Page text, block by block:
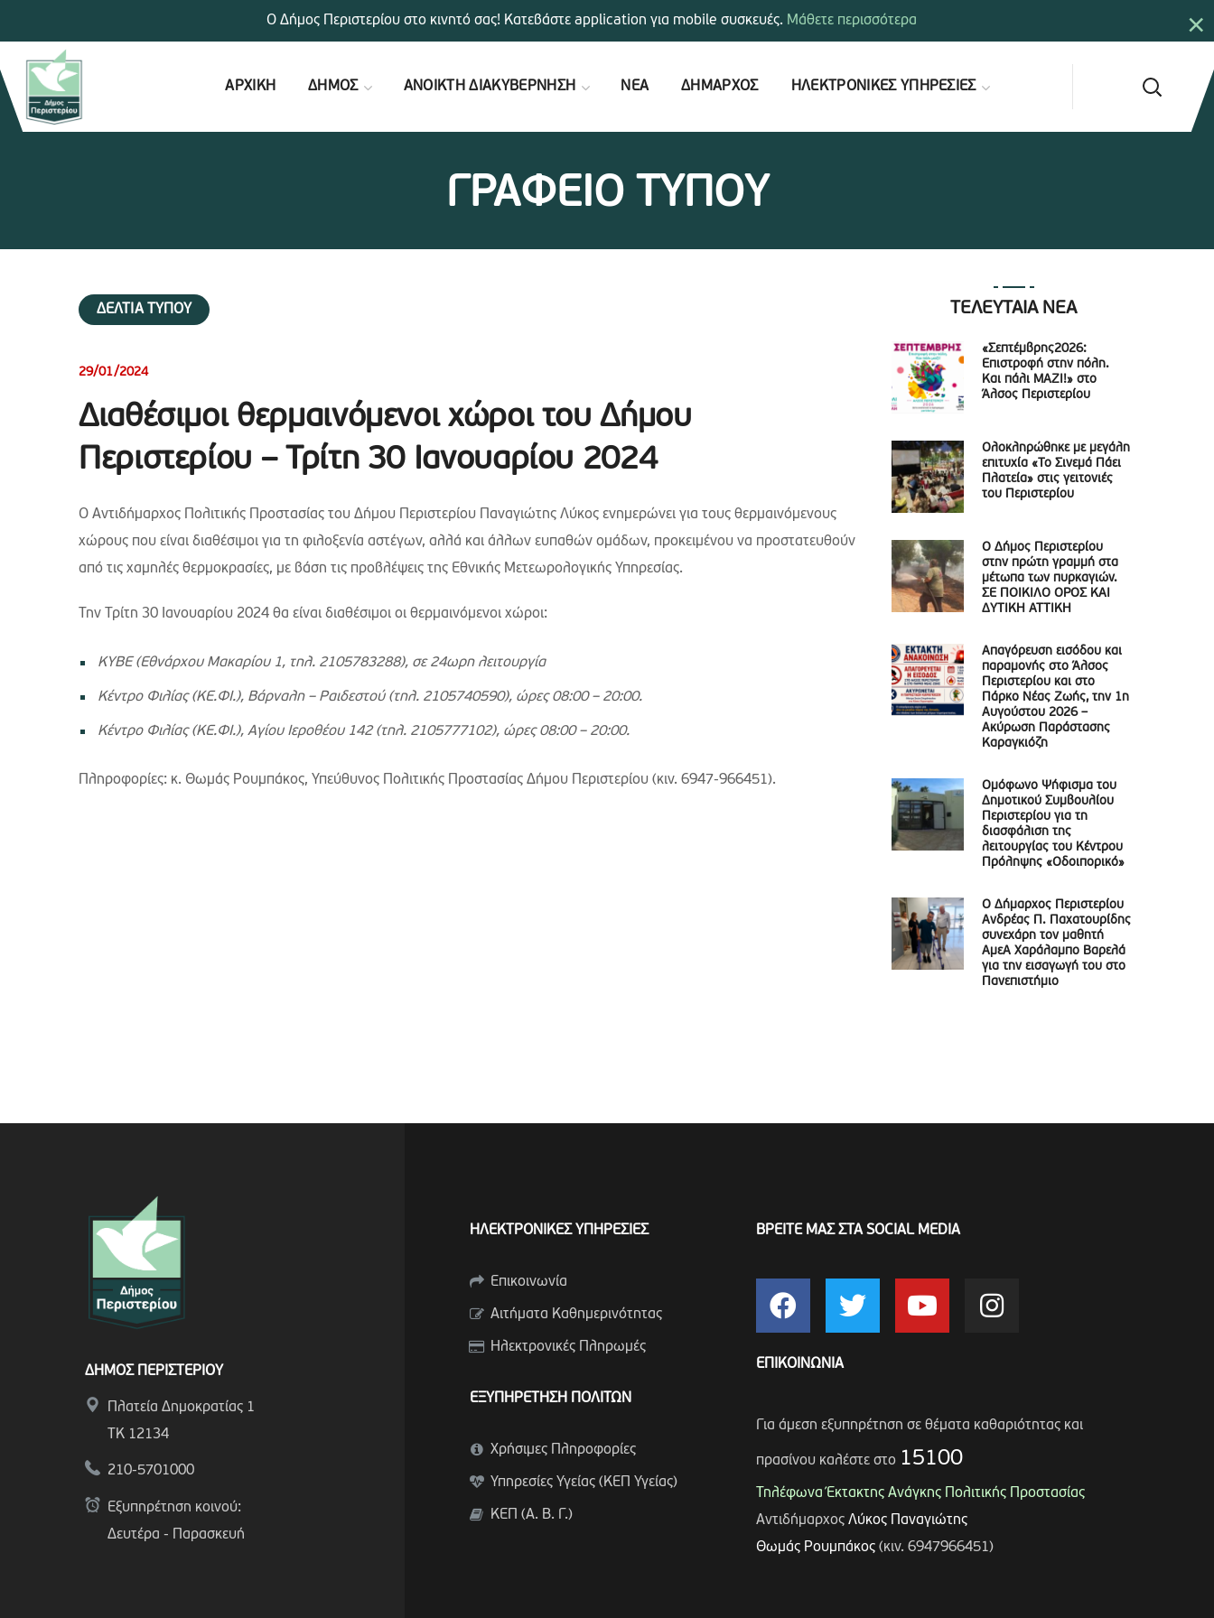
ΑΡΧΙΚΗ ΔΗΜΟΣ ΑΝΟΙΚΤΗ ΔΙΑΚΥΒΕΡΝΗΣΗ ΝΕΑ ΔΗΜΑΡΧΟΣ ΗΛΕΚΤΡΟΝΙΚΕΣ ΥΠΗΡΕΣΙΕΣ
ΓΡΑΦΕΙΟ ΤΥΠΟΥ
ΔΕΛΤΙΑ ΤΥΠΟΥ
29/01/2024
Διαθέσιμοι θερμαινόμενοι χώροι του Δήμου
Περιστερίου – Τρίτη 30 Ιανουαρίου 2024
Ο Αντιδήμαρχος Πολιτικής Προστασίας του Δήμου Περιστερίου Παναγιώτης Λύκος ενημερώνει για τους θερμαινόμενους
χώρους που είναι διαθέσιμοι για τη φιλοξενία αστέγων, αλλά και άλλων ευπαθών ομάδων, προκειμένου να προστατευθούν
από τις χαμηλές θερμοκρασίες, με βάση τις προβλέψεις της Εθνικής Μετεωρολογικής Υπηρεσίας.
Την Τρίτη 30 Ιανουαρίου 2024 θα είναι διαθέσιμοι οι θερμαινόμενοι χώροι:
ΚΥΒΕ (Εθνάρχου Μακαρίου 1, τηλ. 2105783288), σε 24ωρη λειτουργία
Κέντρο Φιλίας (ΚΕ.ΦΙ.), Βάρναλη – Ραιδεστού (τηλ. 2105740590), ώρες 08:00 – 20:00.
Κέντρο Φιλίας (ΚΕ.ΦΙ.), Αγίου Ιεροθέου 142 (τηλ. 2105777102), ώρες 08:00 – 20:00.
Πληροφορίες: κ. Θωμάς Ρουμπάκος, Υπεύθυνος Πολιτικής Προστασίας Δήμου Περιστερίου (κιν. 6947-966451).
ΤΕΛΕΥΤΑΙΑ ΝΕΑ
«Σεπτέμβρης2026:
Επιστροφή στην πόλη.
Και πάλι ΜΑΖΙ!» στο
Άλσος Περιστερίου
Ολοκληρώθηκε με μεγάλη
επιτυχία «Το Σινεμά Πάει
Πλατεία» στις γειτονιές
του Περιστερίου
Ο Δήμος Περιστερίου
στην πρώτη γραμμή στα
μέτωπα των πυρκαγιών.
ΣΕ ΠΟΙΚΙΛΟ ΟΡΟΣ ΚΑΙ
ΔΥΤΙΚΗ ΑΤΤΙΚΗ
Απαγόρευση εισόδου και
παραμονής στο Άλσος
Περιστερίου και στο
Πάρκο Νέας Ζωής, την 1η
Αυγούστου 2026 –
Ακύρωση Παράστασης
Καραγκιόζη
Ομόφωνο Ψήφισμα του
Δημοτικού Συμβουλίου
Περιστερίου για τη
διασφάλιση της
λειτουργίας του Κέντρου
Πρόληψης «Οδοιπορικό»
Ο Δήμαρχος Περιστερίου
Ανδρέας Π. Παχατουρίδης
συνεχάρη τον μαθητή
ΑμεΑ Χαράλαμπο Βαρελά
για την εισαγωγή του στο
Πανεπιστήμιο
ΔΗΜΟΣ ΠΕΡΙΣΤΕΡΙΟΥ
Πλατεία Δημοκρατίας 1
ΤΚ 12134
210-5701000
Εξυπηρέτηση κοινού:
Δευτέρα - Παρασκευή
ΗΛΕΚΤΡΟΝΙΚΕΣ ΥΠΗΡΕΣΙΕΣ
Επικοινωνία
Αιτήματα Καθημερινότητας
Ηλεκτρονικές Πληρωμές
ΕΞΥΠΗΡΕΤΗΣΗ ΠΟΛΙΤΩΝ
Χρήσιμες Πληροφορίες
Υπηρεσίες Υγείας (ΚΕΠ Υγείας)
ΚΕΠ (Α. Β. Γ.)
ΒΡΕΙΤΕ ΜΑΣ ΣΤΑ SOCIAL MEDIA
ΕΠΙΚΟΙΝΩΝΙΑ
Για άμεση εξυπηρέτηση σε θέματα καθαριότητας και
πρασίνου καλέστε στο 15100
Τηλέφωνα Έκτακτης Ανάγκης Πολιτικής Προστασίας
Αντιδήμαρχος Λύκος Παναγιώτης
Θωμάς Ρουμπάκος(κιν. 6947966451)
×
Ο Δήμος Περιστερίου στο κινητό σας! Κατεβάστε application για mobile συσκευές. Μάθετε περισσότερα